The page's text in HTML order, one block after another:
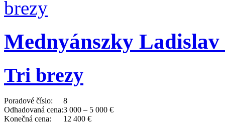
Mednyánszky Ladislav
Tri brezy
Poradové číslo:
8
Odhadovaná cena:3 000 – 5 000 €
Konečná cena:
12 400 €